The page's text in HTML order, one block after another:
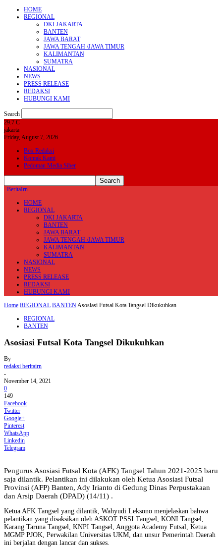
HOME
REGIONAL
DKI JAKARTA
BANTEN
JAWA BARAT
JAWA TENGAH /JAWA TIMUR
KALIMANTAN
SUMATRA
NASIONAL
NEWS
PRESS RELEASE
REDAKSI
HUBUNGI KAMI
Search
29.7 C
jakarta
Friday, August 7, 2026
Box Redaksi
Kontak Kami
Pedoman Media Siber
BeritaIrn
HOME
REGIONAL
DKI JAKARTA
BANTEN
JAWA BARAT
JAWA TENGAH /JAWA TIMUR
KALIMANTAN
SUMATRA
NASIONAL
NEWS
PRESS RELEASE
REDAKSI
HUBUNGI KAMI
Home REGIONAL BANTENAsosiasi Futsal Kota Tangsel Dikukuhkan
REGIONAL
BANTEN
Asosiasi Futsal Kota Tangsel Dikukuhkan
By
redaksi beritairn
-
November 14, 2021
0
149
Facebook
Twitter
Google+
Pinterest
WhatsApp
Linkedin
Telegram
Pengurus Asosiasi Futsal Kota (AFK) Tangsel Tahun 2021-2025 baru
saja dilantik. Pelantikan ini dilakukan oleh Ketua Asosiasi Futsal
Provinsi (AFP) Banten, Ady Irianto di Gedung Dinas Perpustakaan
dan Arsip Daerah (DPAD) (14/11) .
Ketua AFK Tangsel yang dilantik, Wahyudi Leksono menjelaskan bahwa
pelantikan yang disaksikan oleh ASKOT PSSI Tangsel, KONI Tangsel,
Karang Taruna Tangsel, KNPI Tangsel, Anggota Academy Futsal, Ketua
MGMP PJOK, Perwakilan Universitas UKM, dan unsur Pemerintah Daerah
ini berjalan dengan lancar dan sukses.